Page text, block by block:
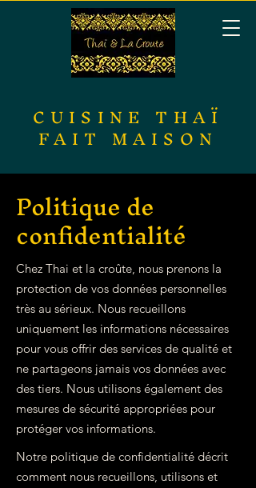
CUISINE THAÏ
FAIT MAISON
Politique de
confidentialité
Chez Thai et la croûte, nous prenons la
protection de vos données personnelles
très au sérieux. Nous recueillons
uniquement les informations nécessaires
pour vous offrir des services de qualité et
ne partageons jamais vos données avec
des tiers. Nous utilisons également des
mesures de sécurité appropriées pour
protéger vos informations.
Notre politique de confidentialité décrit
comment nous recueillons, utilisons et